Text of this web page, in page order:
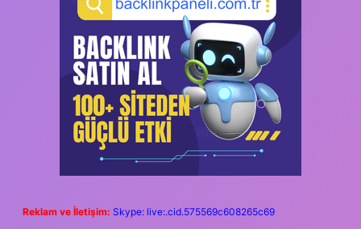
Reklam ve İletişim: Skype: live:.cid.575569c608265c69